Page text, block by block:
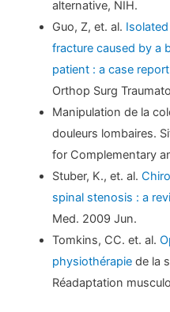
alternative, NIH.
Guo, Z, et. al.
fracture caused by a
patient : a case
Orthop Surg
Manipulation de la
douleurs lombaires.
for Complementary
Stuber, K., et. al.
spinal stenosis : a
Med. 2009 Jun.
Tomkins, CC. et. al.
physiothérapie de la
Réadaptation